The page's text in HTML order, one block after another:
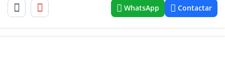
WhatsApp Contactar